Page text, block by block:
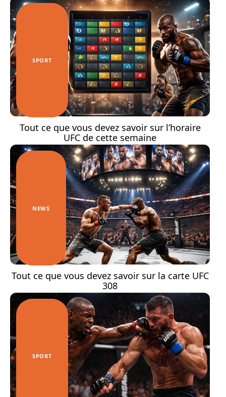
SPORT
Tout ce que vous devez savoir sur l’horaire
UFC de cette semaine
NEWS
Tout ce que vous devez savoir sur la carte UFC
308
SPORT